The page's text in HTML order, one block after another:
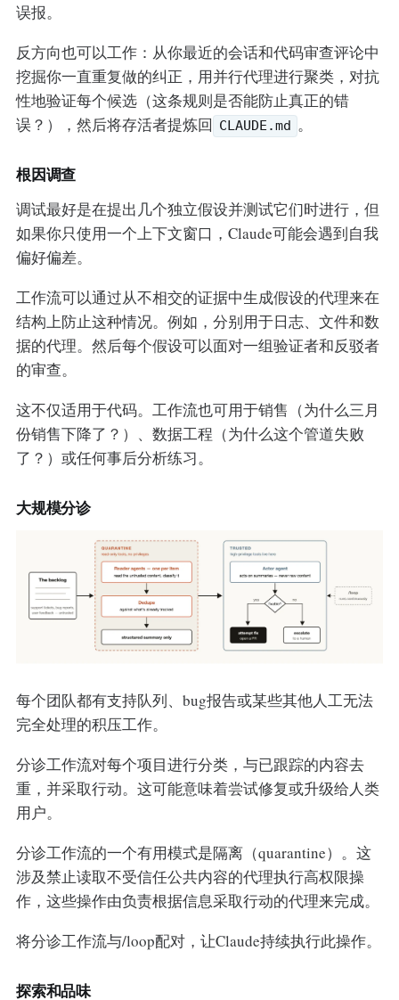
误报。
反方向也可以工作：从你最近的会话和代码审查评论中
挖掘你一直重复做的纠正，用并行代理进行聚类，对抗
性地验证每个候选（这条规则是否能防止真正的错
误？），然后将存活者提炼回 CLAUDE.md 。
根因调查
调试最好是在提出几个独立假设并测试它们时进行，但
如果你只使用一个上下文窗口，Claude可能会遇到自我
偏好偏差。
工作流可以通过从不相交的证据中生成假设的代理来在
结构上防止这种情况。例如，分别用于日志、文件和数
据的代理。然后每个假设可以面对一组验证者和反驳者
的审查。
这不仅适用于代码。工作流也可用于销售（为什么三月
份销售下降了？）、数据工程（为什么这个管道失败
了？）或任何事后分析练习。
大规模分诊
每个团队都有支持队列、bug报告或某些其他人工无法
完全处理的积压工作。
分诊工作流对每个项目进行分类，与已跟踪的内容去
重，并采取行动。这可能意味着尝试修复或升级给人类
用户。
分诊工作流的一个有用模式是隔离（quarantine）。这
涉及禁止读取不受信任公共内容的代理执行高权限操
作，这些操作由负责根据信息采取行动的代理来完成。
将分诊工作流与/loop配对，让Claude持续执行此操作。
探索和品味